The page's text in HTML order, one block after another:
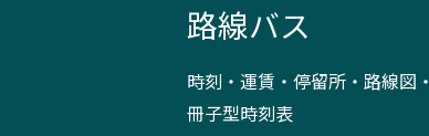
路線バス
時刻・運賃・停留所・路線図・
冊子型時刻表